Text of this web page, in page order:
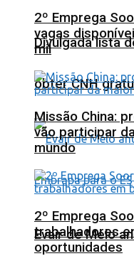
Divulgada lista
obter CNH
Evair de Melo
2º Emprega
vagas
mil
Missão China:
vão participar
mundo
2º Emprega
trabalhadores
oportunidades